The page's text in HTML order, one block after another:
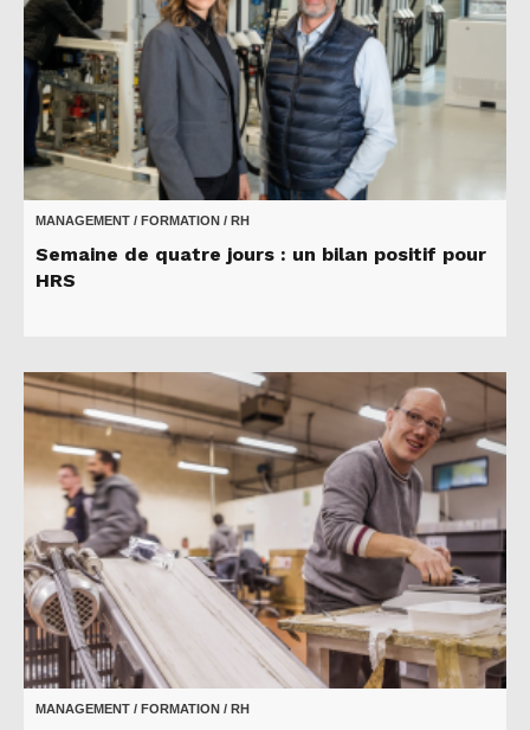
MANAGEMENT / FORMATION / RH
Semaine de quatre jours : un bilan positif pour
HRS
MANAGEMENT / FORMATION / RH